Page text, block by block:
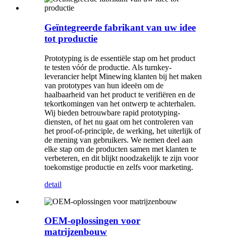
Geïntegreerde fabrikant van uw idee
tot productie
Prototyping is de essentiële stap om het product
te testen vóór de productie. Als turnkey-
leverancier helpt Minewing klanten bij het maken
van prototypes van hun ideeën om de
haalbaarheid van het product te verifiëren en de
tekortkomingen van het ontwerp te achterhalen.
Wij bieden betrouwbare rapid prototyping-
diensten, of het nu gaat om het controleren van
het proof-of-principle, de werking, het uiterlijk of
de mening van gebruikers. We nemen deel aan
elke stap om de producten samen met klanten te
verbeteren, en dit blijkt noodzakelijk te zijn voor
toekomstige productie en zelfs voor marketing.
detail
OEM-oplossingen voor
matrijzenbouw